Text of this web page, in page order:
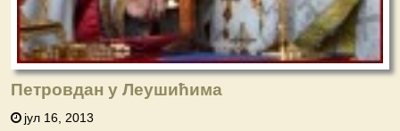
Петровдан у Леушићима
јул 16, 2013